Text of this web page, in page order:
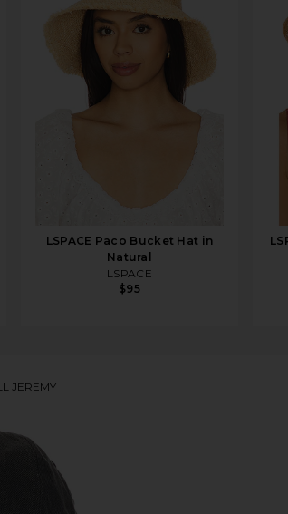
LSPACE Paco Bucket Hat in
Natural
LSPACE
$95
JEREMY
Jeremy Baseball Cap in Washed